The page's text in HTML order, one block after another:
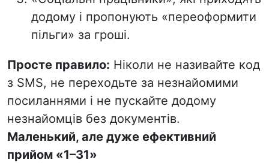
додому і пропонують «переоформити
пільги» за гроші.
Просте правило: Ніколи не називайте код
з SMS, не переходьте за незнайомими
посиланнями і не пускайте додому
незнайомців без документів.
Маленький, але дуже ефективний
прийом «1–31»